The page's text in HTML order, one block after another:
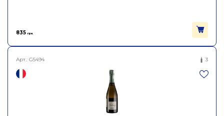
835 грн.
Арт.: G5494 3